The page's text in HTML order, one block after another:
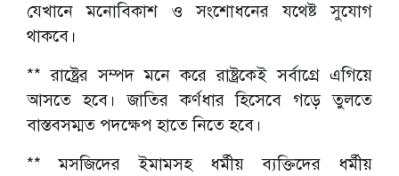
যেখানে মনোবিকাশ ও সংশোধনের যথেষ্ট সুযোগ
থাকবে।
** রাষ্ট্রের সম্পদ মনে করে রাষ্ট্রকেই সর্বাগ্রে এগিয়ে
আসতে হবে। জাতির কর্ণধার হিসেবে গড়ে তুলতে
বাস্তবসম্মত পদক্ষেপ হাতে নিতে হবে।
** মসজিদের ইমামসহ ধর্মীয় ব্যক্তিদের ধর্মীয়